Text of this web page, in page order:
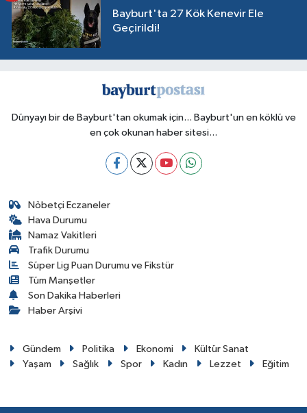
Bayburt'ta 27 Kök Kenevir Ele
Geçirildi!
Dünyayı bir de Bayburt'tan okumak için... Bayburt'un en köklü ve
en çok okunan haber sitesi...
Nöbetçi Eczaneler
Hava Durumu
Namaz Vakitleri
Trafik Durumu
Süper Lig Puan Durumu ve Fikstür
Tüm Manşetler
Son Dakika Haberleri
Haber Arşivi
Gündem Politika Ekonomi
Kültür Sanat
Yaşam
Sağlık Spor Kadın Lezzet Eğitim